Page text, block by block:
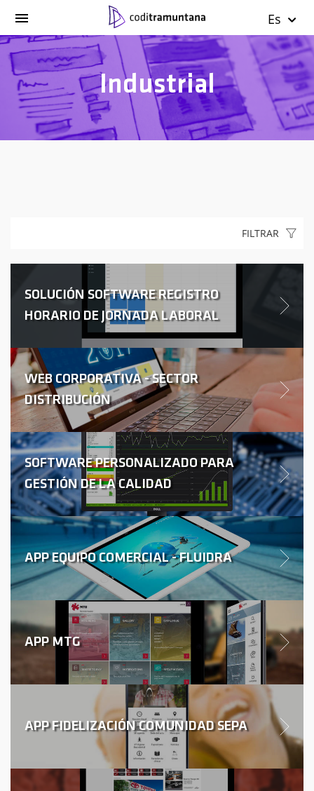
Es
Industrial
FILTRAR
SOLUCIÓN SOFTWARE REGISTRO
HORARIO DE JORNADA LABORAL
WEB CORPORATIVA - SECTOR
DISTRIBUCIÓN
SOFTWARE PERSONALIZADO PARA
GESTIÓN DE LA CALIDAD
APP EQUIPO COMERCIAL - FLUIDRA
APP MTG
APP FIDELIZACIÓN COMUNIDAD SEPA